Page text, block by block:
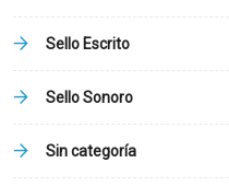
Sello Escrito
Sello Sonoro
Sin categoría